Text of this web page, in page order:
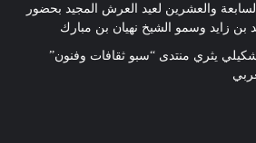
والعشرين لعيد العرش المجيد بحضور
زايد وسمو الشيخ نهيان بن مبارك
يثري منتدى “سبو ثقافات وفنون”